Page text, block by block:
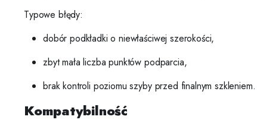
Typowe błędy:
dobór podkładki o niewłaściwej szerokości,
zbyt mała liczba punktów podparcia,
brak kontroli poziomu szyby przed finalnym szkleniem.
Kompatybilność